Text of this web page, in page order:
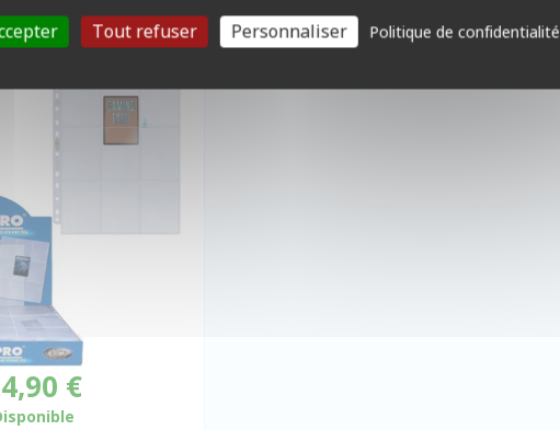
De 9 Cases - Silver
Series
€
Tout refuser Personnaliser Politique de confidentialité